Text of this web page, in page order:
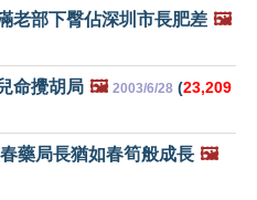
老部下臀佔深圳市長肥差 🖼️
命攪胡局 🖼️ 2003/6/28 (23,209
藥局長猶如春筍般成長 🖼️